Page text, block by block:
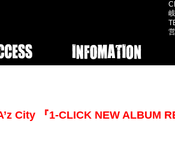
City 『1-CLICK NEW ALBUM